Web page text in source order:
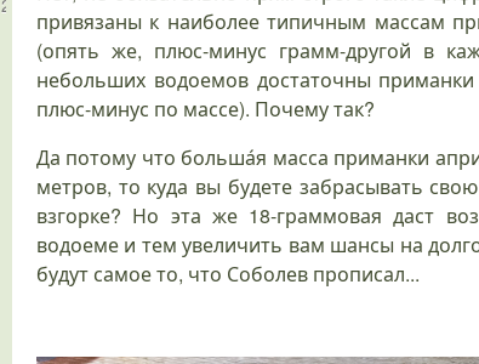
привязаны к наиболее типичным массам
(опять же, плюс-минус грамм-другой в
небольших водоемов достаточны
плюс-минус по массе). Почему так?
Да потому что больша́я масса приманки
метров, то куда вы будете забрасывать
взгорке? Но эта же 18-граммовая даст
водоеме и тем увеличить вам шансы на
будут самое то, что Соболев прописал...